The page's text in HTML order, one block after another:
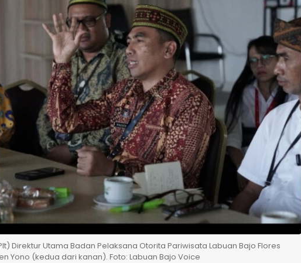
Direktur Utama Badan Pelaksana Otorita Pariwisata Labuan Bajo Flores
Yono (kedua dari kanan). Foto: Labuan Bajo Voice